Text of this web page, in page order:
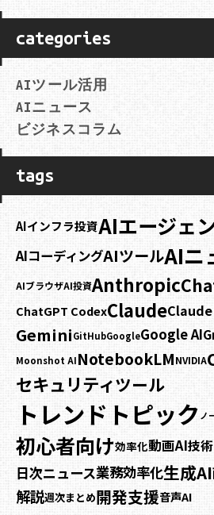
categories
AIツール活用
AIニュース
ビジネスコラム
tags
AIインフラ投資AIエージェ
AIコーディングAIツールAIニ
AIブラウザAI投資Anthropic
ChatGPT CodexClaude
GeminiGitHubGoogleGoogle AI
Moonshot AINotebookLMNVIDIA
セキュリティツール
トレンドトピック ノ
初心者向け効率化動画AI技
日次ニュース業務効率化生成AI
解説週次まとめ開発支援音声AI